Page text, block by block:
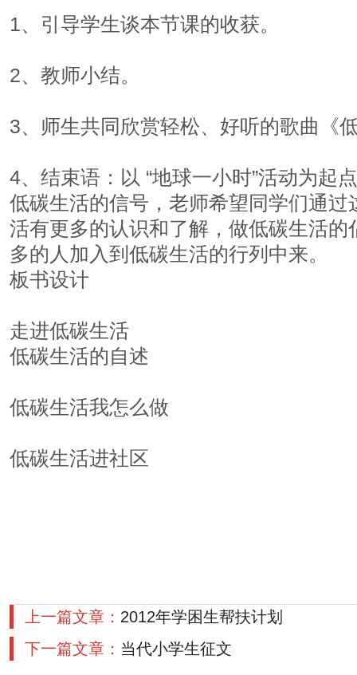
1、引导学生谈本节课的收获。
2、教师小结。
3、师生共同欣赏轻松、好听的歌曲《
4、结束语：以 “地球一小时”活动为起
低碳生活的信号，老师希望同学们通
活有更多的认识和了解，做低碳生活
多的人加入到低碳生活的行列中来。
板书设计
走进低碳生活
低碳生活的自述
低碳生活我怎么做
低碳生活进社区
上一篇文章： 2012年学困生帮扶计划
下一篇文章： 当代小学生征文